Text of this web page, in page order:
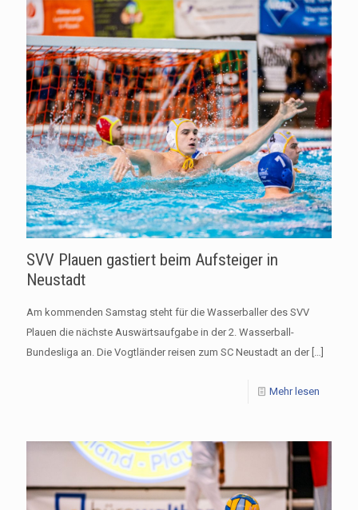
SVV Plauen gastiert beim Aufsteiger in
Neustadt
Am kommenden Samstag steht für die Wasserballer des SVV
Plauen die nächste Auswärtsaufgabe in der 2. Wasserball-
Bundesliga an. Die Vogtländer reisen zum SC Neustadt an der[…]
Mehr lesen